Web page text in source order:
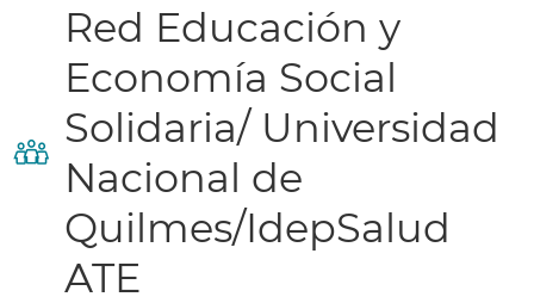
Red Educación y
Economía Social
Solidaria/ Universidad
Nacional de
Quilmes/IdepSalud
ATE